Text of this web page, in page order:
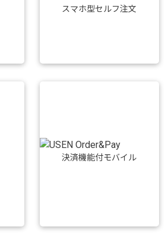
スマホ型セルフ注文
決済機能付モバイル